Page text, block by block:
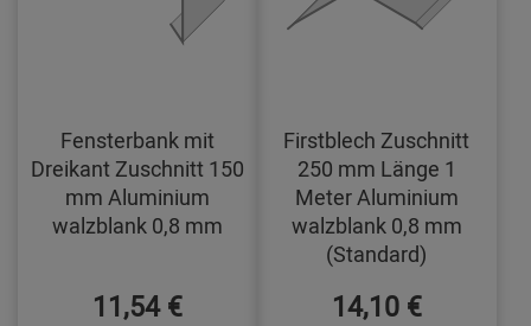
Fensterbank mit
Dreikant Zuschnitt 150
mm Aluminium
walzblank 0,8 mm
11,54 €
Firstblech Zuschnitt
250 mm Länge 1
Meter Aluminium
walzblank 0,8 mm
(Standard)
14,10 €